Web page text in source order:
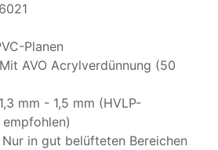
Planen
Mit AVO Acrylverdünnung (50
1,3 mm - 1,5 mm (HVLP-
Nur in gut belüfteten Bereichen